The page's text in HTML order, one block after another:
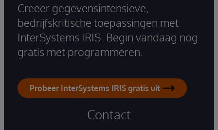
Creëer gegevensintensieve,
bedrijfskritische toepassingen met
InterSystems IRIS. Begin vandaag nog
gratis met programmeren.
Probeer InterSystems IRIS gratis uit
Contact